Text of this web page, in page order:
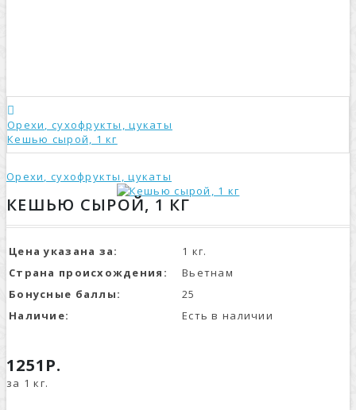
Орехи, сухофрукты, цукаты
Кешью сырой, 1 кг
Орехи, сухофрукты, цукаты
КЕШЬЮ СЫРОЙ, 1 КГ
Цена указана за:
1 кг.
Страна происхождения:
Вьетнам
Бонусные баллы:
25
Наличие:
Есть в наличии
1251Р.
за 1 кг.